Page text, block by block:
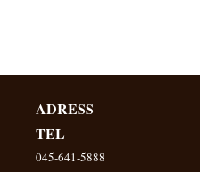
ADRESS
TEL
045-641-5888